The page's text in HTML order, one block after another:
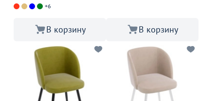
+6
В корзину В корзину